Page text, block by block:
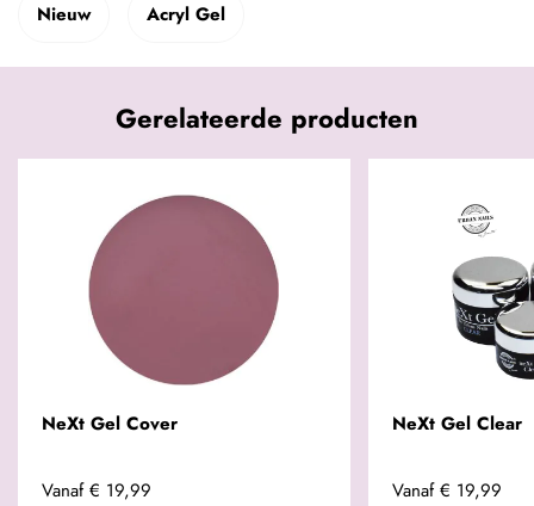
Nieuw Acryl Gel
Gerelateerde producten
NeXt Gel Cover
Vanaf € 19,99
NeXt Gel Clear
Vanaf € 19,99